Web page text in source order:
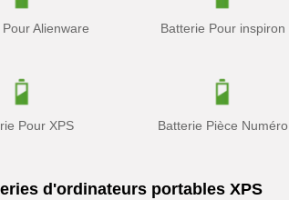
Alienware Batterie Pour inspiron
Pour XPS Batterie Pièce Numéro
d'ordinateurs portables XPS